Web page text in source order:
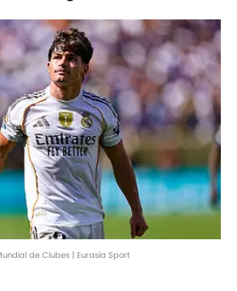
de Clubes | Eurasia Sport